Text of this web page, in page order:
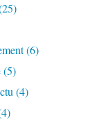
(6)
(5)
(4)